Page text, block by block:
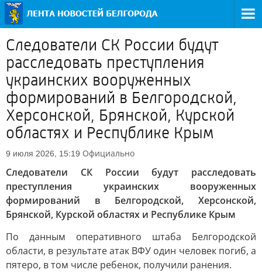
Следователи СК России будут
расследовать преступления
украинских вооруженных
формирований в Белгородской,
Херсонской, Брянской, Курской
областях и Республике Крым
9 июля 2026, 15:19 Официально
Следователи СК России будут расследовать
преступления украинских вооруженных
формирований в Белгородской, Херсонской,
Брянской, Курской областях и Республике Крым
По данным оперативного штаба Белгородской
области, в результате атак ВФУ один человек погиб, а
пятеро, в том числе ребенок, получили ранения.